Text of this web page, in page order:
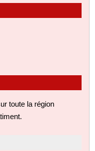
toute la région